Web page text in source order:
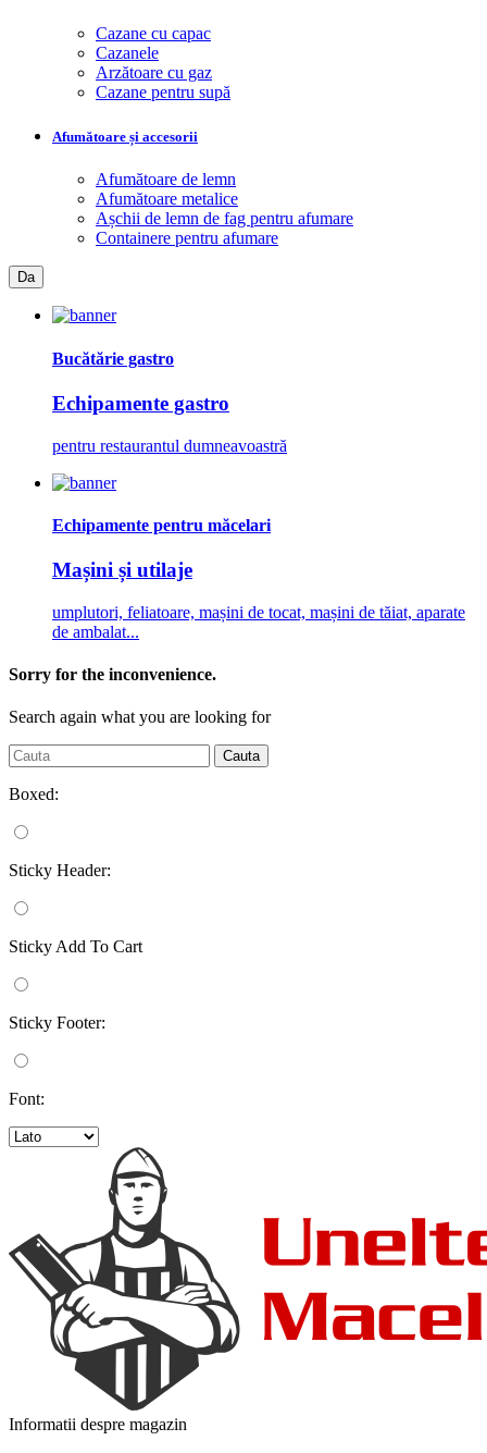
Cazane cu capac
Cazanele
Arzătoare cu gaz
Cazane pentru supă
Afumătoare și accesorii
Afumătoare de lemn
Afumătoare metalice
Așchii de lemn de fag pentru afumare
Containere pentru afumare
Da
Bucătărie gastro
Echipamente gastro
pentru restaurantul dumneavoastră
Echipamente pentru măcelari
Mașini și utilaje
umplutori, feliatoare, mașini de tocat, mașini de tăiat, aparate
de ambalat...
Sorry for the inconvenience.
Search again what you are looking for
Cauta
Boxed:
Sticky Header:
Sticky Add To Cart
Sticky Footer:
Font:
Informatii despre magazin